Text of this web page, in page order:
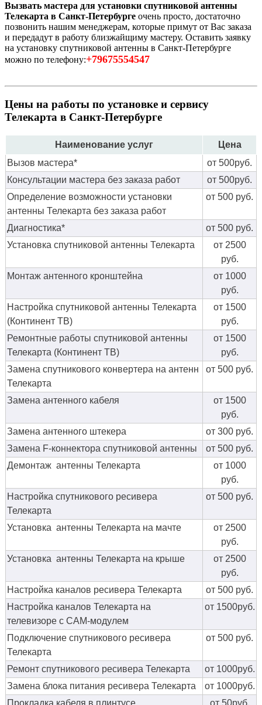
Вызвать мастера для установки спутниковой антенны
Телекарта в Санкт-Петербурге очень просто, достаточно
позвонить нашим менеджерам, которые примут от Вас заказа
и передадут в работу близжайщиму мастеру. Оставить заявку
на установку спутниковой антенны в Санкт-Петербурге
можно по телефону:+79675554547
Цены на работы по установке и сервису
Телекарта в Санкт-Петербурге
Наименование услуг
Цена
Вызов мастера*
от 500руб.
Консультации мастера без заказа работ
от 500руб.
Определение возможности установки
антенны Телекарта без заказа работ
от 500 руб.
Диагностика*
от 500 руб.
Установка спутниковой антенны Телекарта
от 2500
руб.
Монтаж антенного кронштейна
от 1000
руб.
Настройка спутниковой антенны Телекарта
(Континент ТВ)
от 1500
руб.
Ремонтные работы спутниковой антенны
Телекарта (Континент ТВ)
от 1500
руб.
Замена спутникового конвертера на антенн
Телекарта
от 500 руб.
Замена антенного кабеля
от 1500
руб.
Замена антенного штекера
от 300 руб.
Замена F-коннектора спутниковой антенны
от 500 руб.
Демонтаж антенны Телекарта
от 1000
руб.
Настройка спутникового ресивера
Телекарта
от 500 руб.
Установка антенны Телекарта на мачте
от 2500
руб.
Установка антенны Телекарта на крыше
от 2500
руб.
Настройка каналов ресивера Телекарта
от 500 руб.
Настройка каналов Телекарта на
телевизоре с CAM-модулем
от 1500руб.
Подключение спутникового ресивера
Телекарта
от 500 руб.
Ремонт спутникового ресивера Телекарта
от 1000руб.
Замена блока питания ресивера Телекарта
от 1000руб.
Прокладка кабеля в плинтусе
от 50руб.